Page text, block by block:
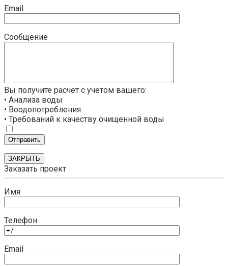
Email
Сообщение
Вы получите расчет с учетом вашего:
• Анализа воды
• Воодопотребления
• Требований к качеству очищенной воды
ЗАКРЫТЬ
Заказать проект
Имя
Телефон
Email